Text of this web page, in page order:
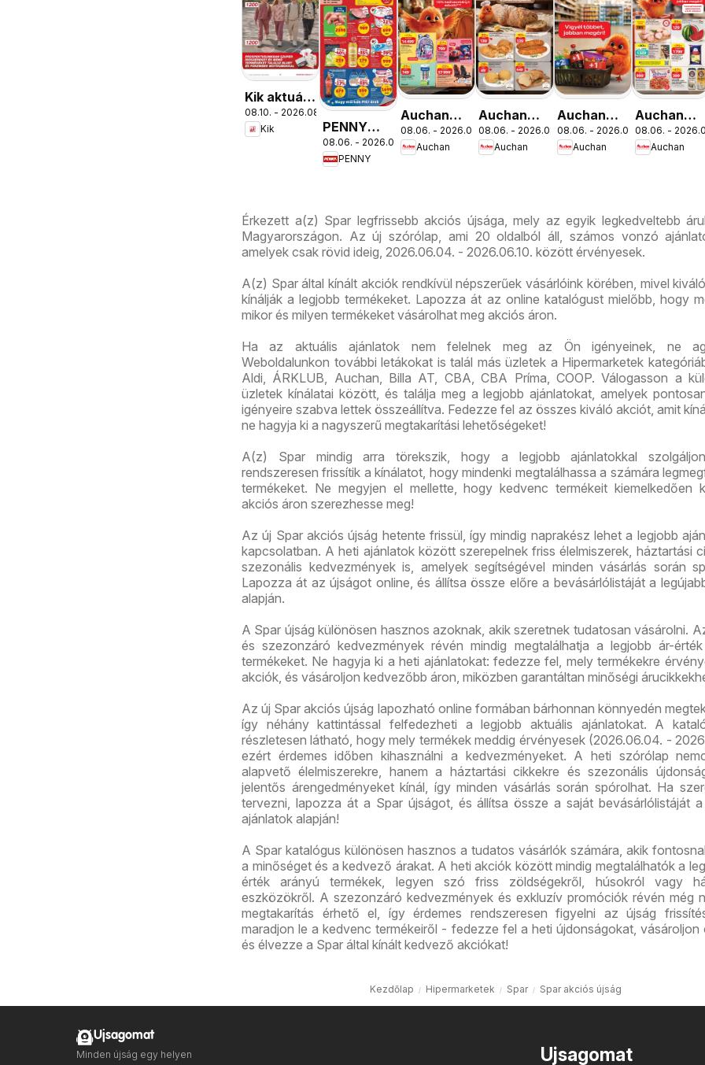
Kik aktuális
akciós
újság
08.10. - 2026.08.16.
Kik
PENNY
aktuális
akciós
08.06. - 2026.08.12.
PENNY
Auchan
Iskolakezdés
ajánlatok
08.06. - 2026.08.19.
Auchan
Auchan
Pékség
ajánlataink
08.06. - 2026.08.12.
Auchan
Auchan
Mennyiségi
kedvezmény
08.06. - 2026.08.19.
Auchan
Auchan
akciós
08.06. -
Auchan
Érkezett a(z) Spar legfrissebb akciós újsága, mely az egyik legkedveltebb
Magyarországon. Az új szórólap, ami 20 oldalból áll, számos vonzó
amelyek csak rövid ideig, 2026.06.04. - 2026.06.10. között érvényesek.
A(z) Spar által kínált akciók rendkívül népszerűek vásárlóink körében, mivel
kínálják a legjobb termékeket. Lapozza át az online katalógust mielőbb, hogy
mikor és milyen termékeket vásárolhat meg akciós áron.
Ha az aktuális ajánlatok nem felelnek meg az Ön igényeinek, ne
Weboldalunkon további letákokat is talál más üzletek a Hipermarketek
Aldi, ÁRKLUB, Auchan, Billa AT, CBA, CBA Príma, COOP. Válogasson a
üzletek kínálatai között, és találja meg a legjobb ajánlatokat, amelyek
igényeire szabva lettek összeállítva. Fedezze fel az összes kiváló akciót, amit
ne hagyja ki a nagyszerű megtakarítási lehetőségeket!
A(z) Spar mindig arra törekszik, hogy a legjobb ajánlatokkal
rendszeresen frissítik a kínálatot, hogy mindenki megtalálhassa a számára
termékeket. Ne megyjen el mellette, hogy kedvenc termékeit kiemelkedően
akciós áron szerezhesse meg!
Az új Spar akciós újság hetente frissül, így mindig naprakész lehet a legjobb
kapcsolatban. A heti ajánlatok között szerepelnek friss élelmiszerek, háztartási
szezonális kedvezmények is, amelyek segítségével minden vásárlás során
Lapozza át az újságot online, és állítsa össze előre a bevásárlólistáját a
alapján.
A Spar újság különösen hasznos azoknak, akik szeretnek tudatosan vásárolni.
és szezonzáró kedvezmények révén mindig megtalálhatja a legjobb ár-
termékeket. Ne hagyja ki a heti ajánlatokat: fedezze fel, mely termékekre
akciók, és vásároljon kedvezőbb áron, miközben garantáltan minőségi
Az új Spar akciós újság lapozható online formában bárhonnan könnyedén
így néhány kattintással felfedezheti a legjobb aktuális ajánlatokat. A
részletesen látható, hogy mely termékek meddig érvényesek (2026.06.04. -
ezért érdemes időben kihasználni a kedvezményeket. A heti szórólap
alapvető élelmiszerekre, hanem a háztartási cikkekre és szezonális
jelentős árengedményeket kínál, így minden vásárlás során spórolhat. Ha
tervezni, lapozza át a Spar újságot, és állítsa össze a saját bevásárlólistáját a
ajánlatok alapján!
A Spar katalógus különösen hasznos a tudatos vásárlók számára, akik
a minőséget és a kedvező árakat. A heti akciók között mindig megtalálhatók a
érték arányú termékek, legyen szó friss zöldségekről, húsokról vagy
eszközökről. A szezonzáró kedvezmények és exkluzív promóciók révén még
megtakarítás érhető el, így érdemes rendszeresen figyelni az újság
maradjon le a kedvenc termékeiről - fedezze fel a heti újdonságokat, vásároljon
és élvezze a Spar által kínált kedvező akciókat!
Kezdőlap Hipermarketek Spar Spar akciós újság
Ujsagomat
Ujsagomat
Minden újság egy helyen